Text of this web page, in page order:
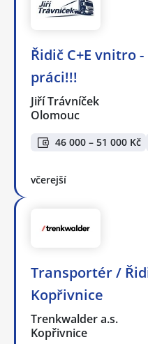
Řidič C+E vnitro
práci!!!
Jiří Trávníček
Olomouc
46 000 – 51 000 Kč
včerejší
Transportér /
Kopřivnice
Trenkwalder a.s.
Kopřivnice